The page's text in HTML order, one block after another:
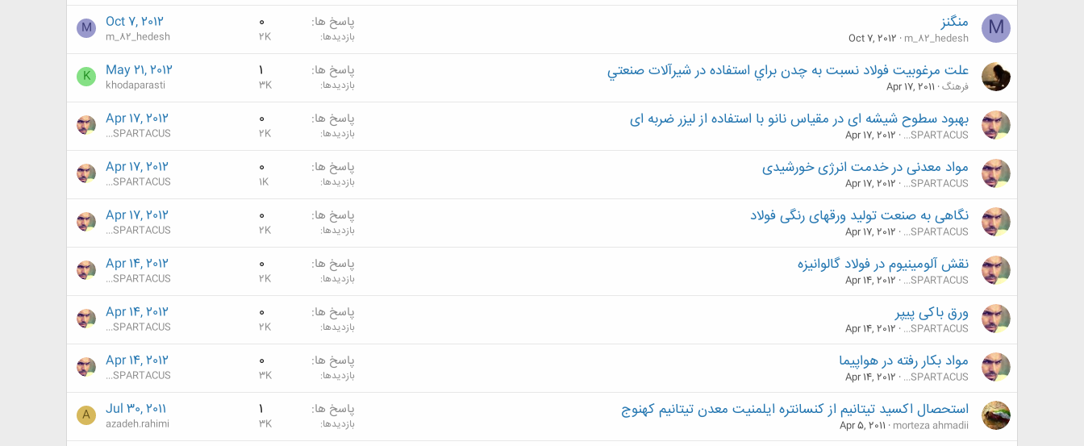
M منگنز
m_82_hedesh
Oct 7, 2012
پاسخ ها 0
بازدیدها 2K
Oct 7, 2012
m_82_hedesh
M
علت مرغوبيت فولاد نسبت به چدن براي استفاده در شيرآلات صنعتي
فرهنگ Apr 17, 2011
پاسخ ها 1
بازدیدها 3K
May 21, 2012
khodaparasti
K
بهبود سطوح شیشه ای در مقیاس نانو با استفاده از لیزر ضربه ای
...SPARTACUS
Apr 17, 2012
پاسخ ها 0
بازدیدها 2K
Apr 17, 2012
...SPARTACUS
مواد معدنی در خدمت انرژی خورشیدی
...SPARTACUS
Apr 17, 2012
پاسخ ها 0
بازدیدها 1K
Apr 17, 2012
...SPARTACUS
نگاهی به صنعت تولید ورقهای رنگی فولاد
...SPARTACUS
Apr 17, 2012
پاسخ ها 0
بازدیدها 2K
Apr 17, 2012
...SPARTACUS
نقش آلومینیوم در فولاد گالوانیزه
...SPARTACUS
Apr 14, 2012
پاسخ ها 0
بازدیدها 2K
Apr 14, 2012
...SPARTACUS
ورق باکی پیپر
...SPARTACUS
Apr 14, 2012
پاسخ ها 0
بازدیدها 2K
Apr 14, 2012
...SPARTACUS
مواد بکار رفته در هواپیما
...SPARTACUS
Apr 14, 2012
پاسخ ها 0
بازدیدها 3K
Apr 14, 2012
...SPARTACUS
استحصال اكسيد تيتانيم از كنسانتره ايلمنيت معدن تيتانيم كهنوج
morteza ahmadii
Apr 5, 2011
پاسخ ها 1
بازدیدها 3K
Jul 30, 2011
azadeh.rahimi
A